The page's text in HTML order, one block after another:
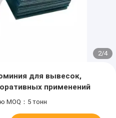
2/4
для вывесок,
применений
MOQ：5 тонн